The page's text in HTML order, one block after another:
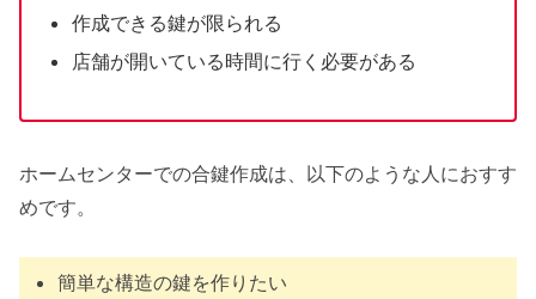
作成できる鍵が限られる
店舗が開いている時間に行く必要がある
ホームセンターでの合鍵作成は、以下のような人におすす
めです。
簡単な構造の鍵を作りたい